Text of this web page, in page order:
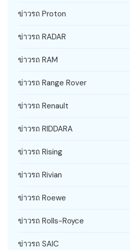
ข่าวรถ Proton
ข่าวรถ RADAR
ข่าวรถ RAM
ข่าวรถ Range Rover
ข่าวรถ Renault
ข่าวรถ RIDDARA
ข่าวรถ Rising
ข่าวรถ Rivian
ข่าวรถ Roewe
ข่าวรถ Rolls-Royce
ข่าวรถ SAIC